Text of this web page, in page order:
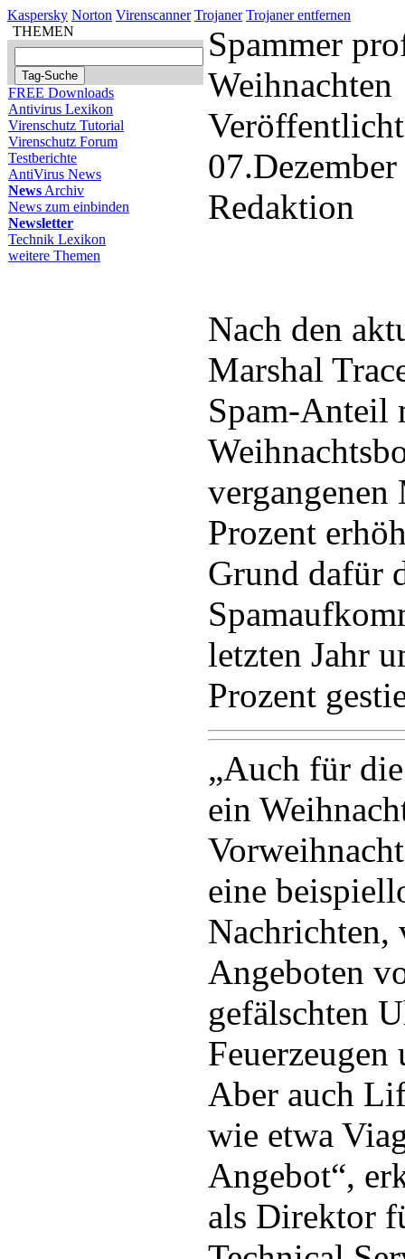
Kaspersky Norton Virenscanner Trojaner Trojaner entfernen
THEMEN
FREE Downloads
Antivirus Lexikon
Virenschutz Tutorial
Virenschutz Forum
Testberichte
AntiVirus News
News Archiv
News zum einbinden
Newsletter
Technik Lexikon
weitere Themen
Spammer
Weihnachten
Redaktion
Nach den
Marshal
Spam-Anteil
Prozent
Grund dafür
letzten Jahr
Prozent
„Auch für
ein
eine
Angeboten
gefälschten
Feuerzeugen
Aber auch
wie etwa
Angebot“,
als Direktor